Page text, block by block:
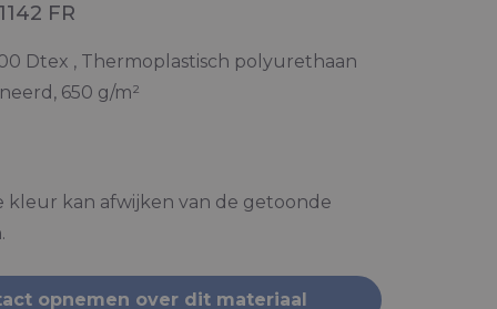
FR
Dtex , Thermoplastisch polyurethaan
650 g/m²
kleur kan afwijken van de getoonde
opnemen over dit materiaal